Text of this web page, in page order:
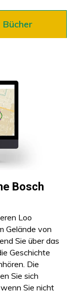
Bücher
Bosch
Loo
Gelände von
Sie über das
Geschichte
Die
Sie sich
Sie nicht